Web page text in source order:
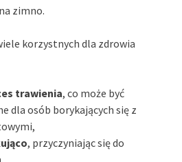
zimno.
korzystnych dla zdrowia
trawienia, co może być
dla osób borykających się z
, przyczyniając się do